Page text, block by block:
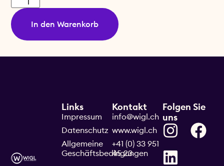
In den Warenkorb
Kontakt
info@wigl.ch
www.wigl.ch
+41 (0) 33 951
45 23
Links
Impressum
Datenschutz
Allgemeine
Geschäftsbedingungen
Folgen Sie
uns